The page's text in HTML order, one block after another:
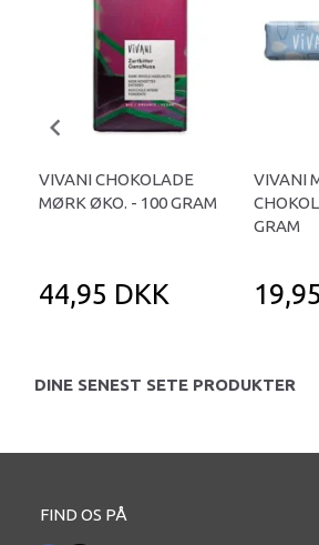
VIVANI CHOKOLADE
MØRK ØKO. - 100 GRAM
44,95 DKK
VIVANI
GRAM
DINE SENEST SETE PRODUKTER
FIND OS PÅ